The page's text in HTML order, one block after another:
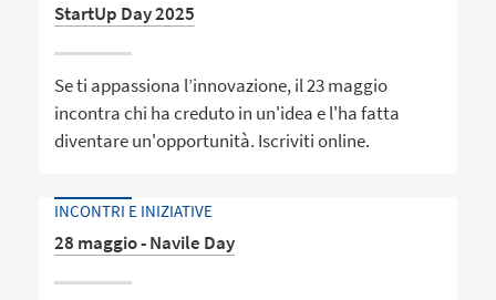
StartUp Day 2025
Se ti appassiona l’innovazione, il 23 maggio
incontra chi ha creduto in un'idea e l'ha fatta
diventare un'opportunità. Iscriviti online.
INCONTRI E INIZIATIVE
28 maggio - Navile Day